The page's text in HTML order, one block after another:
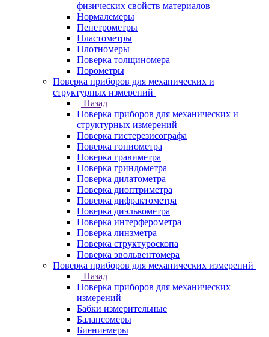
физических свойств материалов
Нормалемеры
Пенетрометры
Пластометры
Плотномеры
Поверка толщиномера
Порометры
Поверка приборов для механических и
структурных измерений
Назад
Поверка приборов для механических и
структурных измерений
Поверка гистерезисографа
Поверка гониометра
Поверка гравиметра
Поверка гриндометра
Поверка дилатометра
Поверка диоптриметра
Поверка дифрактометра
Поверка диэлькометра
Поверка интерферометра
Поверка линзметра
Поверка структуроскопа
Поверка эвольвентомера
Поверка приборов для механических измерений
Назад
Поверка приборов для механических
измерений
Бабки измерительные
Балансомеры
Биениемеры